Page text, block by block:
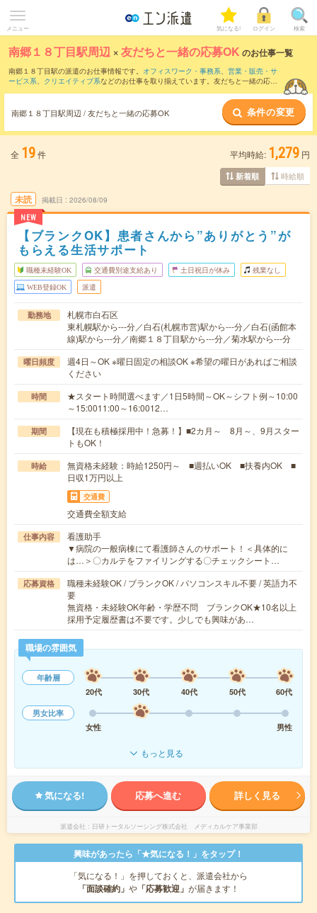
メニュー 気になる! ログイン 検索
南郷１８丁目駅周辺 ×友だちと一緒の応募OK のお仕事一覧
南郷１８丁目駅の派遣のお仕事情報です。 オフィスワーク・事務系、 営業・販売・サ
ービス系、 クリエイティブ系などのお仕事を取り揃えています。友だちと一緒の応募
南郷１８丁目駅周辺 / 友だちと一緒の応募OK 条件の変更
全 19件 平均時給: 1,279 円
新着順 時給順
未読
NEW
掲載日 2026/08/09
【ブランクOK】患者さんから”ありがとう”が
もらえる生活サポート
職種未経験OK 交通費別途支給あり 土日祝日が休み 残業なし
WEB登録OK 派遣
勤務地
札幌市白石区
東札幌駅から---分／白石(札幌市営)駅から---分／白石(函館本
線)駅から---分／南郷１８丁目駅から---分／菊水駅から---分
曜日頻度
週4日～OK ※曜日固定の相談OK ※希望の曜日があればご相談
ください
時間
★スタート時間選べます／1日5時間～OK～シフト例～10:00
～15:0011:00～16:0012…
期間
【現在も積極採用中！急募！】■2カ月～ 8月～、9月スター
トもOK！
時給
無資格未経験：時給1250円～ ■週払いOK ■扶養内OK ■
日収1万円以上
交通費
交通費全額支給
仕事内容
看護助手
▼病院の一般病棟にて看護師さんのサポート！＜具体的に
は…＞〇カルテをファイリングする〇チェックシート…
応募資格
職種未経験OK / ブランクOK / パソコンスキル不要 / 英語力不
要
無資格・未経験OK年齢・学歴不問 ブランクOK★10名以上
採用予定履歴書は不要です。少しでも興味があ…
職場の雰囲気
年齢層
20代
30代 40代 50代
60代
男女比率
女性
男性
もっと見る
気になる! 応募へ進む 詳しく見る
派遣会社 日研トータルソーシング株式会社 メディカルケア事業部
興味があったら「★気になる！」をタップ！
「気になる！」を押しておくと、派遣会社から
「面談確約」 や 「応募歓迎」 が届きます！